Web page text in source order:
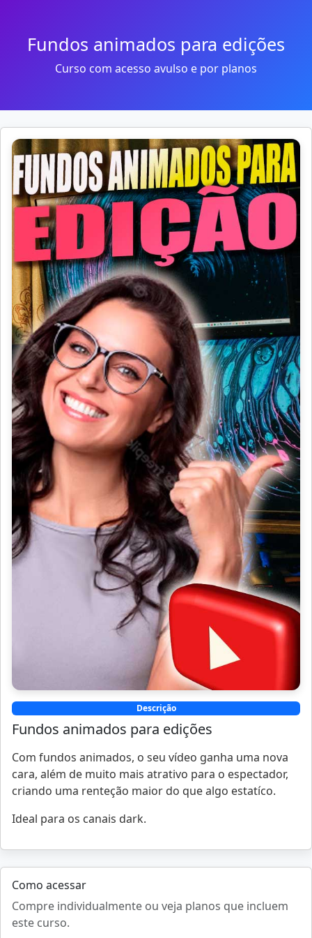
Fundos animados para edições
Curso com acesso avulso e por planos
Descrição
Fundos animados para edições
Com fundos animados, o seu vídeo ganha uma nova
cara, além de muito mais atrativo para o espectador,
criando uma renteção maior do que algo estatíco.
Ideal para os canais dark.
Como acessar
Compre individualmente ou veja planos que incluem
este curso.